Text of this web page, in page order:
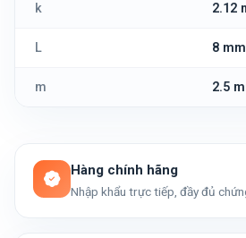
k 2.12
L 8 mm
m 2.5
Hàng chính hãng
Nhập khẩu trực tiếp, đầy đủ